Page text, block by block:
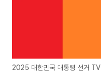
2025 대한민국 대통령 선거 TV